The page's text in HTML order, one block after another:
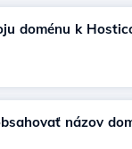
doménu k
názov